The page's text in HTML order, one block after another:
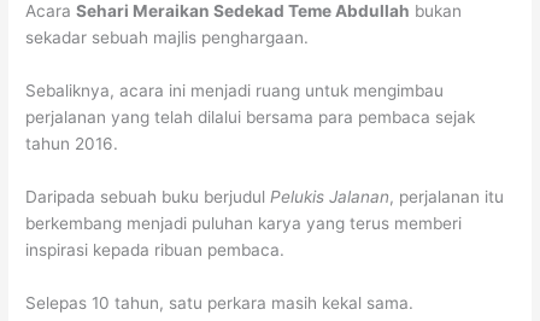
AcaraSehari Meraikan Sedekad Teme Abdullah bukan
sekadar sebuah majlis penghargaan.
Sebaliknya, acara ini menjadi ruang untuk mengimbau
perjalanan yang telah dilalui bersama para pembaca sejak
tahun 2016.
Daripada sebuah buku berjudul Pelukis Jalanan, perjalanan itu
berkembang menjadi puluhan karya yang terus memberi
inspirasi kepada ribuan pembaca.
Selepas 10 tahun, satu perkara masih kekal sama.